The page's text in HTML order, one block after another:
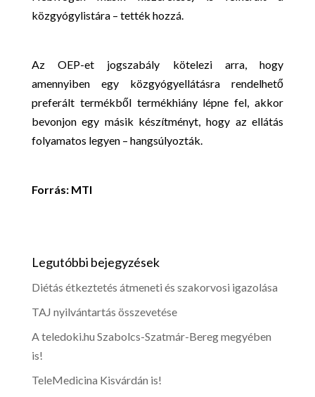
közgyógylistára – tették hozzá.
Az OEP-et jogszabály kötelezi arra, hogy
amennyiben egy közgyógyellátásra rendelhető
preferált termékből termékhiány lépne fel, akkor
bevonjon egy másik készítményt, hogy az ellátás
folyamatos legyen – hangsúlyozták.
Forrás: MTI
Legutóbbi bejegyzések
Diétás étkeztetés átmeneti és szakorvosi igazolása
TAJ nyilvántartás összevetése
A teledoki.hu Szabolcs-Szatmár-Bereg megyében
is!
TeleMedicina Kisvárdán is!